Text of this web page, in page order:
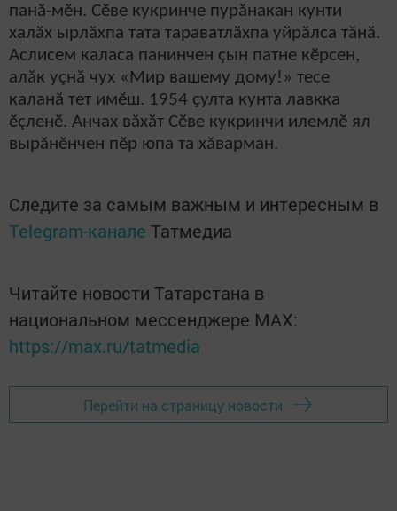
панă-мӗн. Сӗве кукринче пурăнакан кунти
халăх ырлăхпа тата тараватлăхпа уйрăлса тăнă.
Аслисем каласа панинчен çын патне кӗрсен,
алăк уçнă чух «Мир вашему дому!» тесе
каланă тет имӗш. 1954 çулта кунта лавкка
ӗçленӗ. Анчах вăхăт Сӗве кукринчи илемлӗ ял
вырăнӗнчен пӗр юпа та хăварман.
Следите за самым важным и интересным в
Telegram-канале Татмедиа
Читайте новости Татарстана в
национальном мессенджере MАХ:
https://max.ru/tatmedia
Перейти на страницу новости